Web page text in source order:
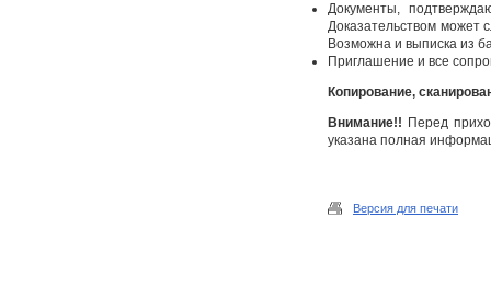
Документы,
Доказательством может
Возможна и выписка из
Приглашение и все
Копирование,
Внимание!! Перед
указана полная
Версия для печати